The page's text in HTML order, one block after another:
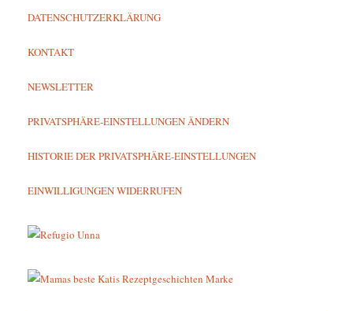
DATENSCHUTZERKLÄRUNG
KONTAKT
NEWSLETTER
PRIVATSPHÄRE-EINSTELLUNGEN ÄNDERN
HISTORIE DER PRIVATSPHÄRE-EINSTELLUNGEN
EINWILLIGUNGEN WIDERRUFEN